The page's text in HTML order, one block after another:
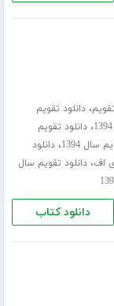
،دانلود تقویم
،دانلود تقویم
سال 1394 ،دانلود
،دانلود تقویم سال
دانلود کتاب